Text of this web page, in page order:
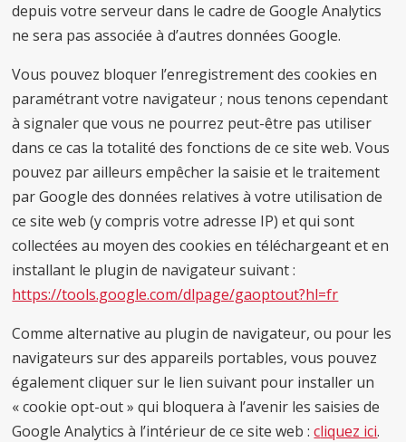
depuis votre serveur dans le cadre de Google Analytics
ne sera pas associée à d’autres données Google.
Vous pouvez bloquer l’enregistrement des cookies en
paramétrant votre navigateur ; nous tenons cependant
à signaler que vous ne pourrez peut-être pas utiliser
dans ce cas la totalité des fonctions de ce site web. Vous
pouvez par ailleurs empêcher la saisie et le traitement
par Google des données relatives à votre utilisation de
ce site web (y compris votre adresse IP) et qui sont
collectées au moyen des cookies en téléchargeant et en
installant le plugin de navigateur suivant :
https://tools.google.com/dlpage/gaoptout?hl=fr
Comme alternative au plugin de navigateur, ou pour les
navigateurs sur des appareils portables, vous pouvez
également cliquer sur le lien suivant pour installer un
« cookie opt-out » qui bloquera à l’avenir les saisies de
Google Analytics à l’intérieur de ce site web :cliquez ici.